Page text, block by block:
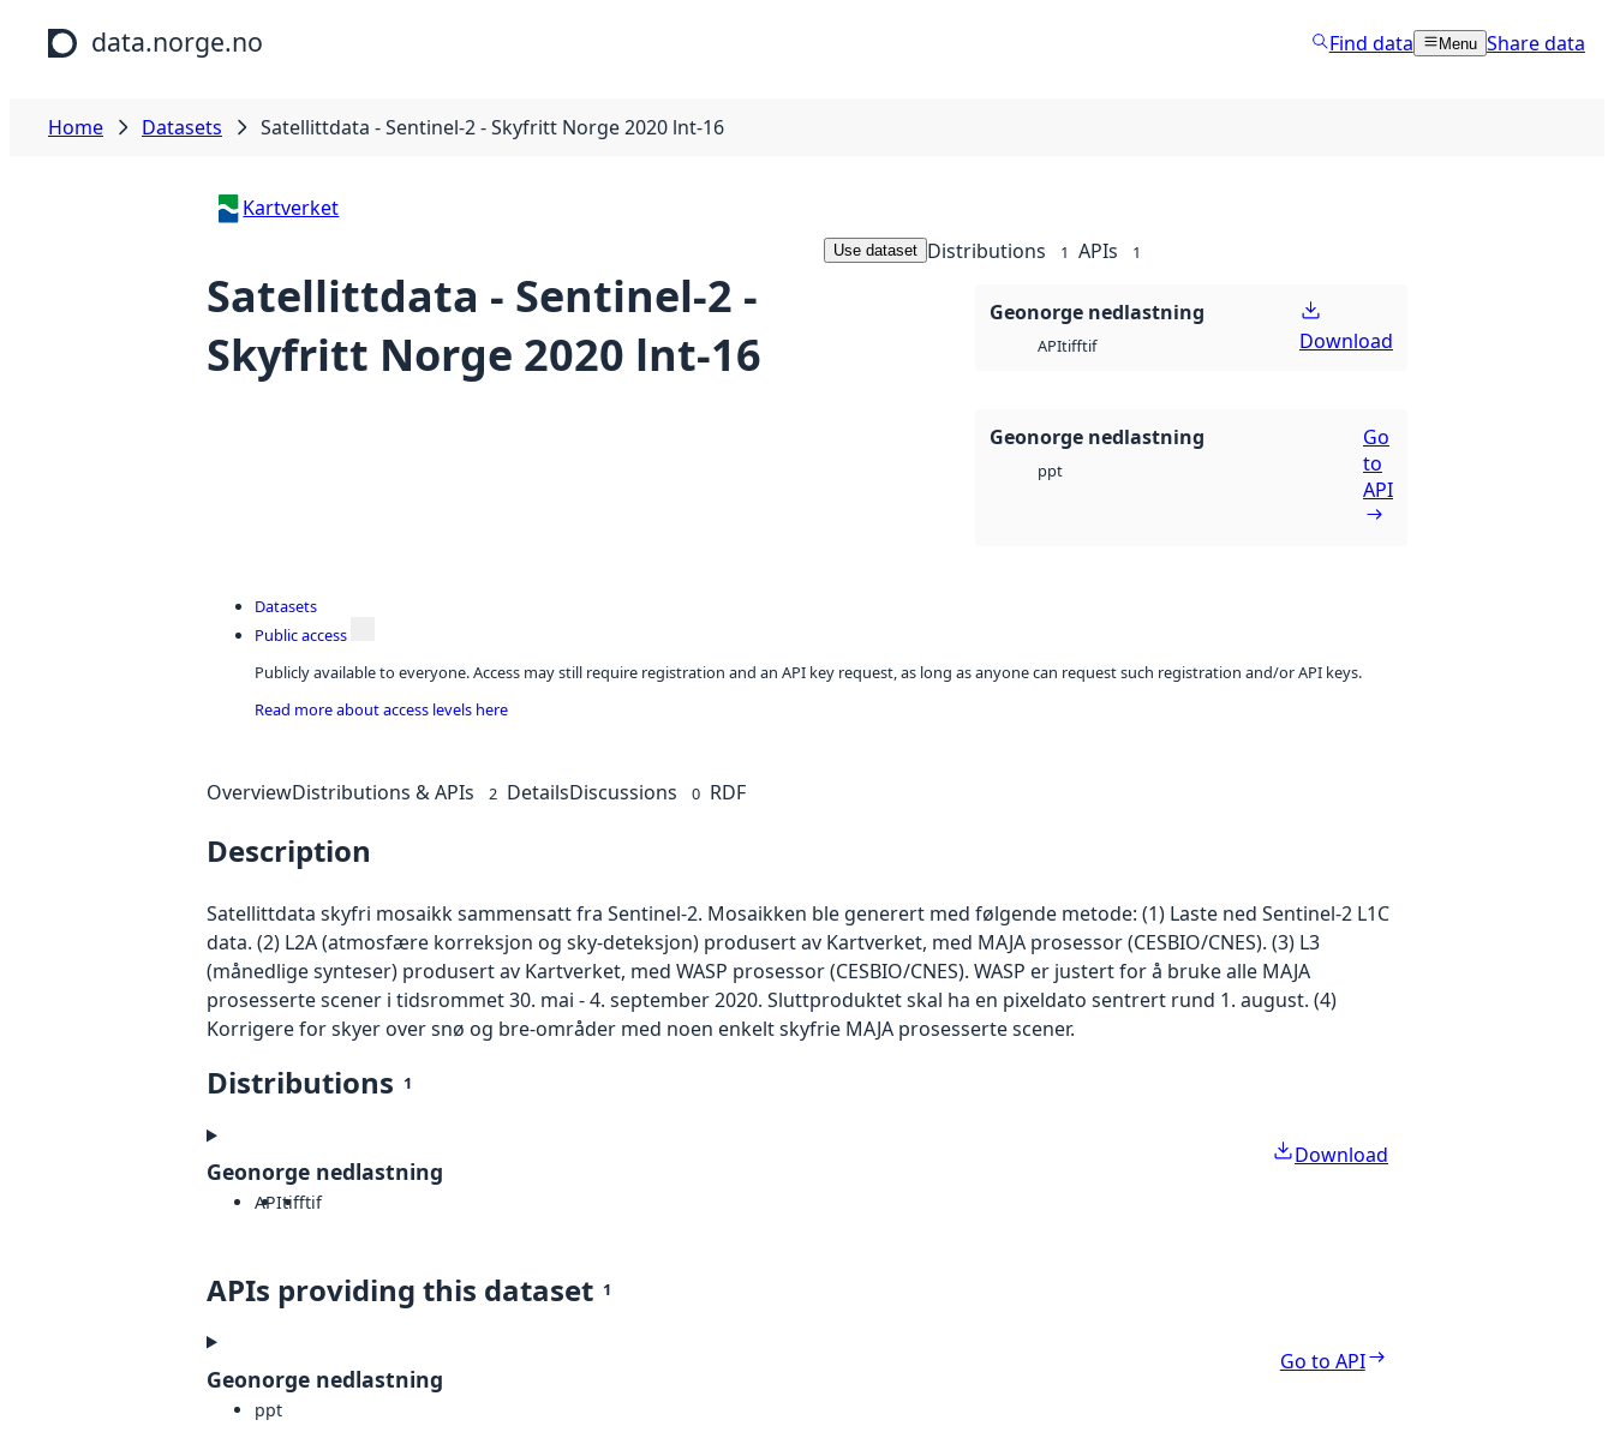
Skip to main content
data.norge.no Find data Menu Share data
Home Datasets Satellittdata - Sentinel-2 - Skyfritt Norge 2020 lnt-16
Kartverket
Satellittdata - Sentinel-2 -
Skyfritt Norge 2020 lnt-16
Use dataset Distributions 1 APIs 1
Geonorge nedlastning
APItifftif Download
Geonorge nedlastning
ppt
Go
to
API
Datasets
Public access
Publicly available to everyone. Access may still require registration and an API key request, as long as anyone can request such registration and/or API keys.
Read more about access levels here
OverviewDistributions & APIs 2 DetailsDiscussions 0 RDF
Description
Satellittdata skyfri mosaikk sammensatt fra Sentinel-2. Mosaikken ble generert med følgende metode: (1) Laste ned Sentinel-2 L1C
data. (2) L2A (atmosfære korreksjon og sky-deteksjon) produsert av Kartverket, med MAJA prosessor (CESBIO/CNES). (3) L3
(månedlige synteser) produsert av Kartverket, med WASP prosessor (CESBIO/CNES). WASP er justert for å bruke alle MAJA
prosesserte scener i tidsrommet 30. mai - 4. september 2020. Sluttproduktet skal ha en pixeldato sentrert rund 1. august. (4)
Korrigere for skyer over snø og bre-områder med noen enkelt skyfrie MAJA prosesserte scener.
Distributions 1
Geonorge nedlastning
APItifftif
Download
APIs providing this dataset 1
Geonorge nedlastning
ppt
Go to API